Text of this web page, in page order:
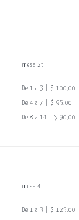
mesa 2t
De 1 a 3 | $ 100,00
De 4 a 7 | $ 95,00
De 8 a 14 | $ 90,00
mesa 4t
De 1 a 3 | $ 125,00